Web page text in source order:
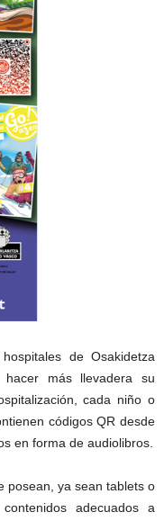
de Osakidetza
más llevadera su
cada niño o
códigos QR desde
en forma de audiolibros.
posean, ya sean tablets o
adecuados a